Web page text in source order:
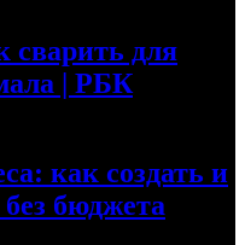
сварить для
| РБК
как создать и
бюджета